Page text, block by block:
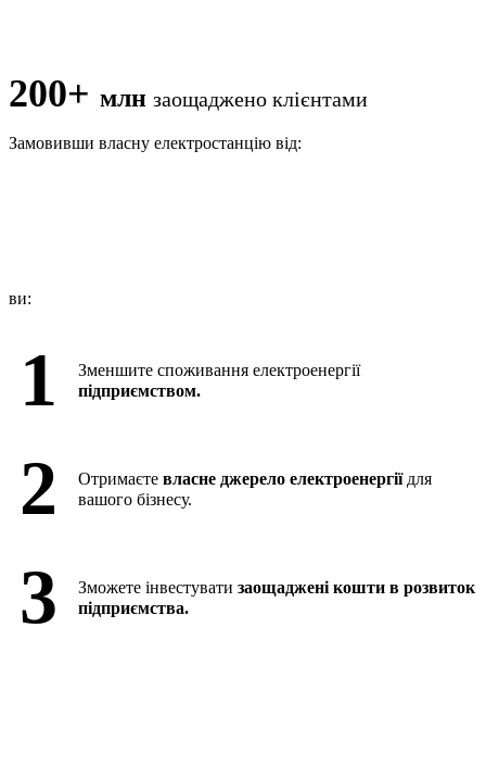
200+ млн заощаджено клієнтами
Замовивши власну електростанцію від:
ви:
1
Зменшите споживання електроенергії
підприємством.
2 Отримаєте власне джерело електроенергіїдля
вашого бізнесу.
3 Зможете інвестувати заощаджені кошти в розвиток
підприємства.